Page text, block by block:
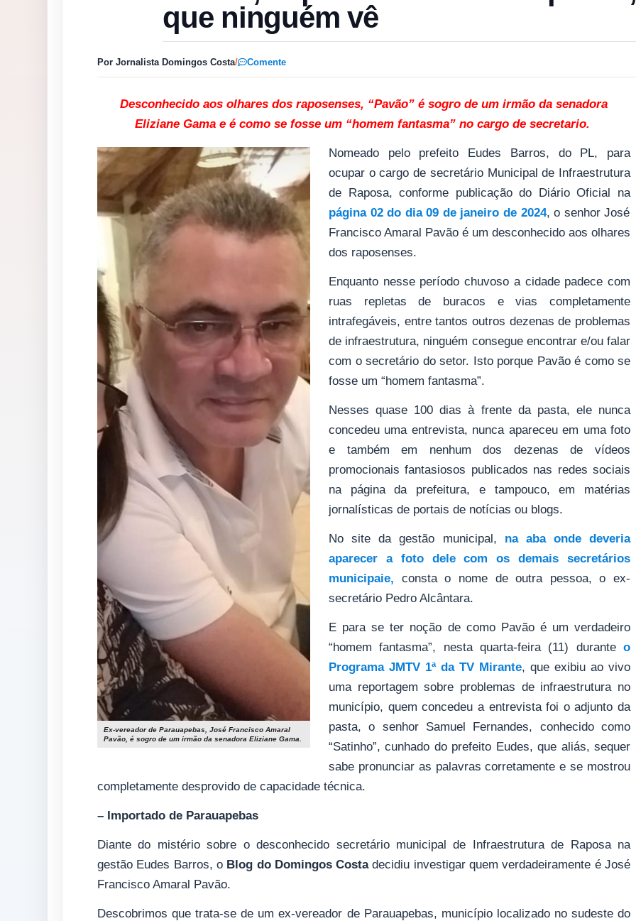
que ninguém vê
Por Jornalista Domingos Costa/ Comente
Desconhecido aos olhares dos raposenses, “Pavão” é sogro de um irmão da senadora
Eliziane Gama e é como se fosse um “homem fantasma” no cargo de secretario.
Ex-vereador de Parauapebas, José Francisco Amaral
Pavão, é sogro de um irmão da senadora Eliziane Gama.
Nomeado pelo prefeito Eudes Barros, do PL, para
ocupar o cargo de secretário Municipal de Infraestrutura
de Raposa, conforme publicação do Diário Oficial na
página 02 do dia 09 de janeiro de 2024, o senhor José
Francisco Amaral Pavão é um desconhecido aos olhares
dos raposenses.
Enquanto nesse período chuvoso a cidade padece com
ruas repletas de buracos e vias completamente
intrafegáveis, entre tantos outros dezenas de problemas
de infraestrutura, ninguém consegue encontrar e/ou falar
com o secretário do setor. Isto porque Pavão é como se
fosse um “homem fantasma”.
Nesses quase 100 dias à frente da pasta, ele nunca
concedeu uma entrevista, nunca apareceu em uma foto
e também em nenhum dos dezenas de vídeos
promocionais fantasiosos publicados nas redes sociais
na página da prefeitura, e tampouco, em matérias
jornalísticas de portais de notícias ou blogs.
No site da gestão municipal, na aba onde deveria
aparecer a foto dele com os demais secretários
municipaie, consta o nome de outra pessoa, o ex-
secretário Pedro Alcântara.
E para se ter noção de como Pavão é um verdadeiro
“homem fantasma”, nesta quarta-feira (11) durante o
Programa JMTV 1ª da TV Mirante, que exibiu ao vivo
uma reportagem sobre problemas de infraestrutura no
município, quem concedeu a entrevista foi o adjunto da
pasta, o senhor Samuel Fernandes, conhecido como
“Satinho”, cunhado do prefeito Eudes, que aliás, sequer
sabe pronunciar as palavras corretamente e se mostrou
completamente desprovido de capacidade técnica.
– Importado de Parauapebas
Diante do mistério sobre o desconhecido secretário municipal de Infraestrutura de Raposa na
gestão Eudes Barros, o Blog do Domingos Costadecidiu investigar quem verdadeiramente é José
Francisco Amaral Pavão.
Descobrimos que trata-se de um ex-vereador de Parauapebas, município localizado no sudeste do